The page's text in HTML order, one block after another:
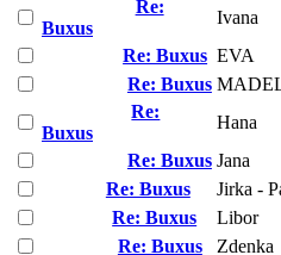
Re:
Buxus
Ivana
Re: Buxus EVA
Re: Buxus
Re:
Buxus
Hana
Re: Buxus Jana
Re: Buxus
Jirka -
Re: Buxus
Libor
Re: Buxus
Zdenka